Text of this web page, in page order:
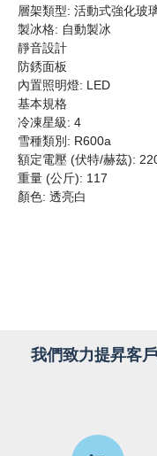
層架類型: 活動式強化玻
製冰格: 自動製冰
靜音設計
防銹面板
內置照明燈: LED
基本規格
冷凍星級: 4
雪種類別: R600a
額定電壓 (伏特/赫茲):
重量 (公斤): 117
顏色: 透亮白
我們致力提昇客